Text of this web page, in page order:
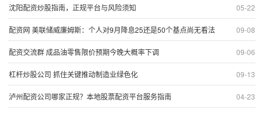
05-22
沈阳配资炒股指南，正规平台与风险须知
09-08
配资网 美联储威廉姆斯：个人对9月降息25还是50个基点尚无看法
09-06
配资交流群 成品油零售限价预期今晚大概率下调
09-13
杠杆炒股公司 抓住关键推动制造业绿色化
04-23
泸州配资公司哪家正规？本地股票配资平台服务指南